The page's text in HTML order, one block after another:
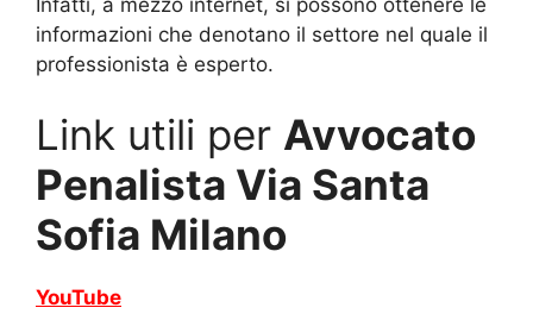
informazioni che denotano il settore nel quale il
professionista è esperto.
Link utili per Avvocato
Penalista Via Santa
Sofia Milano
YouTube